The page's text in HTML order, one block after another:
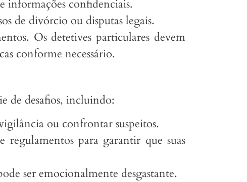
informações confidenciais.
de divórcio ou disputas legais.
Os detetives particulares devem
conforme necessário.
de desafios, incluindo:
ou confrontar suspeitos.
para garantir que suas
ser emocionalmente desgastante.